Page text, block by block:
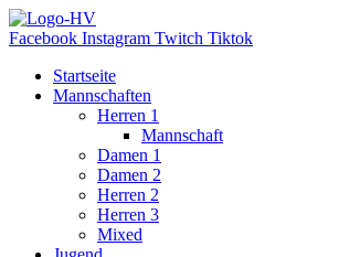
Zum
Inhalt
Facebook Instagram Twitch Tiktok
Startseite
Mannschaften
Herren 1
Mannschaft
Damen 1
Damen 2
Herren 2
Herren 3
Mixed